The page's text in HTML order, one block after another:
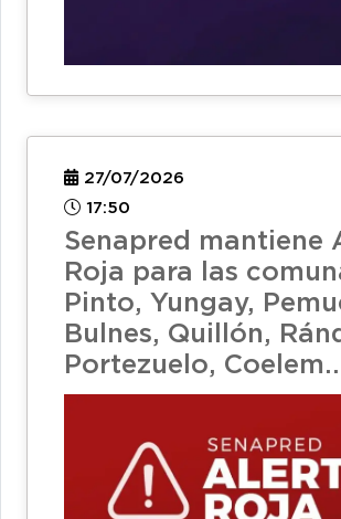
27/07/2026
17:50
Senapred mantiene
Roja para las
Pinto, Yungay,
Bulnes, Quillón,
Portezuelo,